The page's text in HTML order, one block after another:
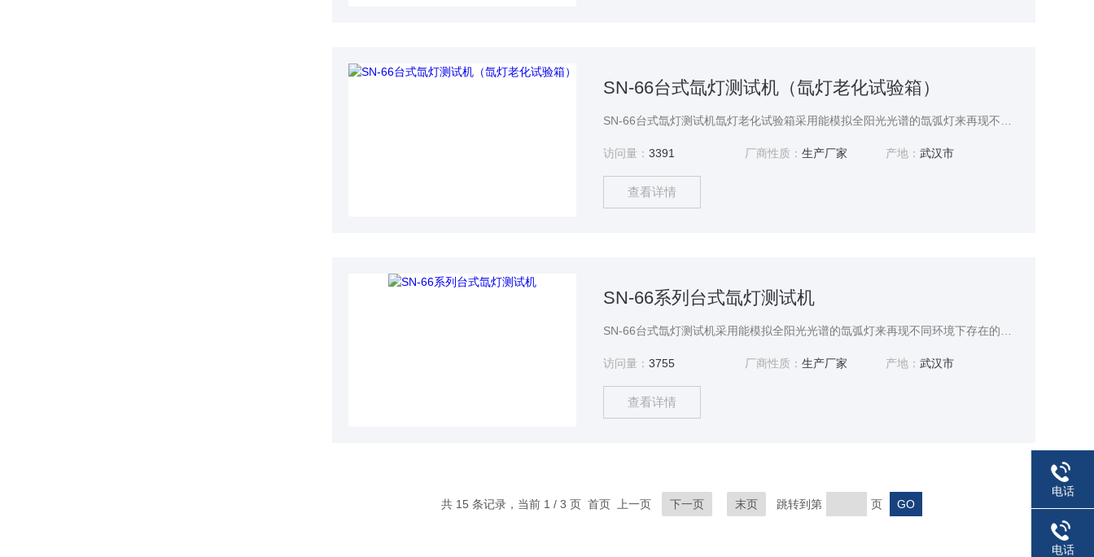
SN-66台式氙灯测试机（氙灯老化试验箱）
访问量：3391 厂商性质： 生产厂家 产地：武汉市
查看详情
SN-66系列台式氙灯测试机
访问量：3755 厂商性质： 生产厂家 产地：武汉市
查看详情
共 15 条记录，当前 1 / 3 页 首页 上一页 下一页 末页 跳转到第 页
电话
电话